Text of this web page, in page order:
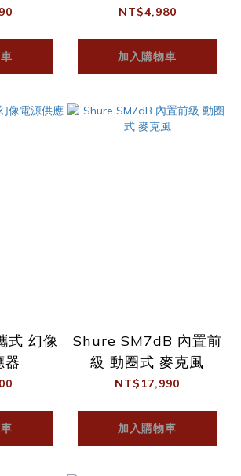
黑/白
USB 麥克風
NT$4,980
加入購物車
式 幻像
器
Shure SM7dB 內置前
級 動圈式 麥克風
NT$17,990
加入購物車